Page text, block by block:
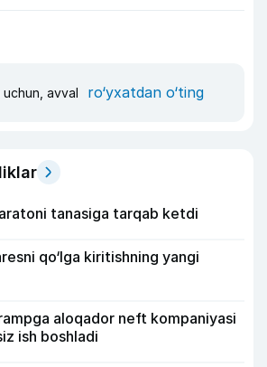
avval ro‘yxatdan o‘ting
tanasiga tarqab ketdi
qo‘lga kiritishning yangi
aloqador neft kompaniyasi
ish boshladi